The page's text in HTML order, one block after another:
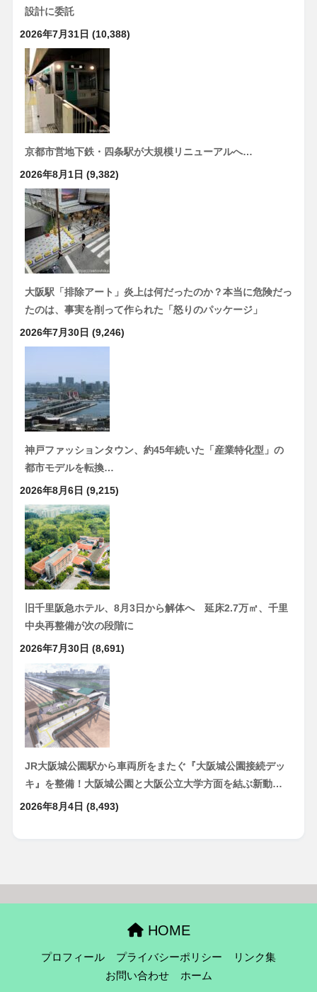
設計に委託
2026年7月31日 (10,388)
京都市営地下鉄・四条駅が大規模リニューアルへ…
2026年8月1日 (9,382)
大阪駅「排除アート」炎上は何だったのか？本当に危険だっ
たのは、事実を削って作られた「怒りのパッケージ」
2026年7月30日 (9,246)
神戸ファッションタウン、約45年続いた「産業特化型」の
都市モデルを転換…
2026年8月6日 (9,215)
旧千里阪急ホテル、8月3日から解体へ 延床2.7万㎡、千里
中央再整備が次の段階に
2026年7月30日 (8,691)
JR大阪城公園駅から車両所をまたぐ『大阪城公園接続デッ
キ』を整備！大阪城公園と大阪公立大学方面を結ぶ新動…
2026年8月4日 (8,493)
HOME
プロフィール プライバシーポリシー
リンク集
お問い合わせ
ホーム